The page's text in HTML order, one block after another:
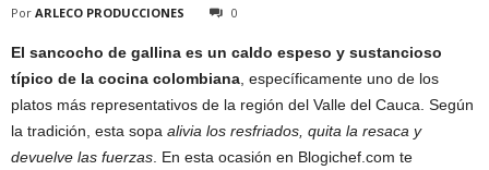
Por ARLECO PRODUCCIONES 0
El sancocho de gallina es un caldo espeso y sustancioso
típico de la cocina colombiana , específicamente uno de los
platos más representativos de la región del Valle del Cauca. Según
la tradición, esta sopa alivia los resfriados, quita la resaca y
devuelve las fuerzas . En esta ocasión en Blogichef.com te